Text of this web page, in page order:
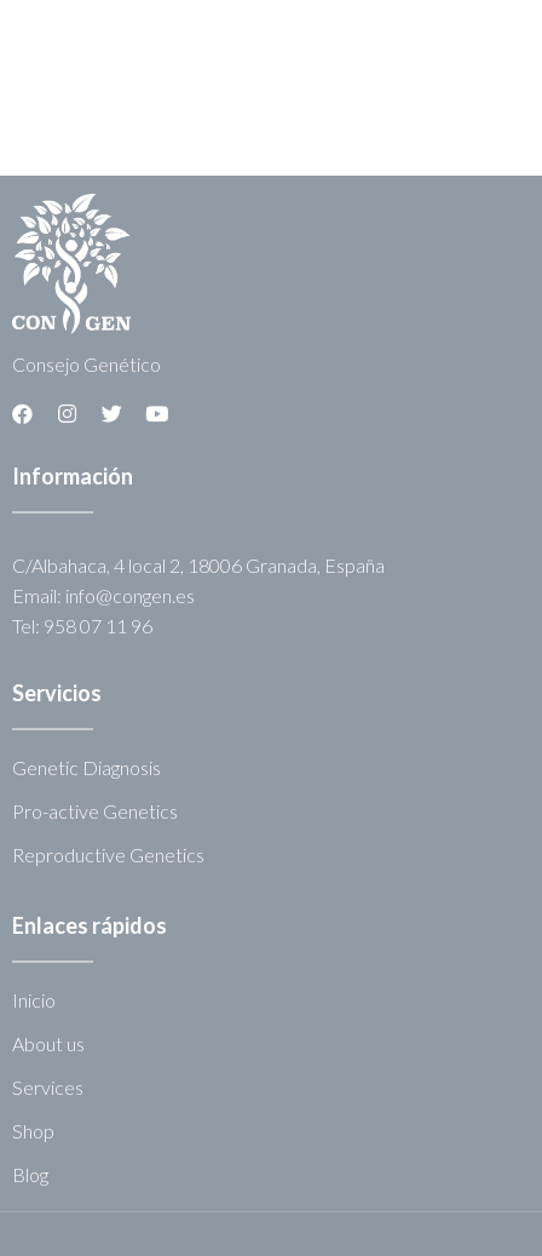
Consejo Genético
Información
C/Albahaca, 4 local 2, 18006 Granada, España
Email: info@congen.es
Tel: 958 07 11 96
Servicios
Genetic Diagnosis
Pro-active Genetics
Reproductive Genetics
Enlaces rápidos
Inicio
About us
Services
Shop
Blog